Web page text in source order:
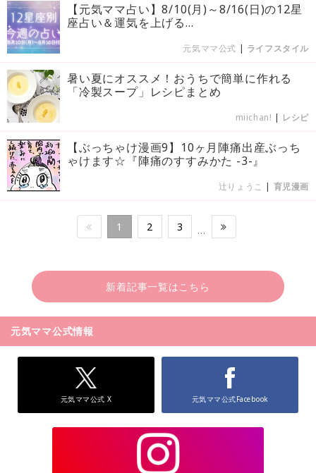
【元気ママ占い】8/10(月)～8/16(日)の12星
座占い＆運気を上げる...
元気ママ公式 | ライフスタイル
暑い夏にオススメ！おうちで簡単に作れる
「冷製スープ」レシピまとめ
miichan! | レシピ
【ぶっちゃけ漫画9】10ヶ月陣痛出産ぶっち
ゃけます☆『陣痛のすすみかた -3-』
辻りょうこ | 育児漫画
1 2 3 …
新着記事一覧はこちら
元気ママ公式情報
元気ママ公式 X 元気ママ公式Facebook